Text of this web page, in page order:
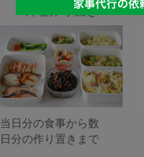
料理作り置き
当日分の食事から数
日分の作り置きまで